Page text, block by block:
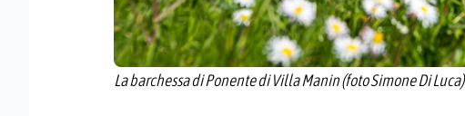
La barchessa di Ponente di Villa Manin (foto Simone Di Luca)